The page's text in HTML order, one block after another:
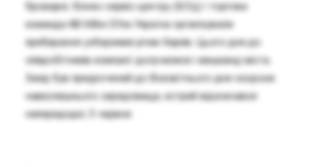
броварні, бізнес-сервіс-центру (БСЦ) і торгова
команда AB InBev Efes Україна організували
прибирання узбережжя річки Харків. Цього дня до
співробітників компанії долучилися і мешканці міста.
Захід був приурочений до Всесвітнього дня охорони
навколишнього середовища, котрий відзначався
напередодні, 5 червня.